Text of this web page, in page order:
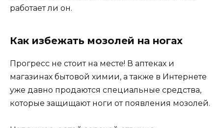
работает ли он.
Как избежать мозолей на ногах
Прогресс не стоит на месте! В аптеках и
магазинах бытовой химии, а также в Интернете
уже давно продаются специальные средства,
которые защищают ноги от появления мозолей.